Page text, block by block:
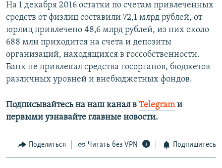
На 1 декабря 2016 остатки по счетам привлеченных
средств от физлиц составили 72,1 млрд рублей, от
юрлиц привлечено 48,6 млрд рублей, из них около
688 млн приходится на счета и депозиты
организаций, находящихся в госсобственности.
Банк не привлекал средства госорганов, бюджетов
различных уровней и внебюджетных фондов.
Подписывайтесь на наш канал в Telegramи
первыми узнавайте главные новости.​
Поделиться Читать без VPN Подпишитесь